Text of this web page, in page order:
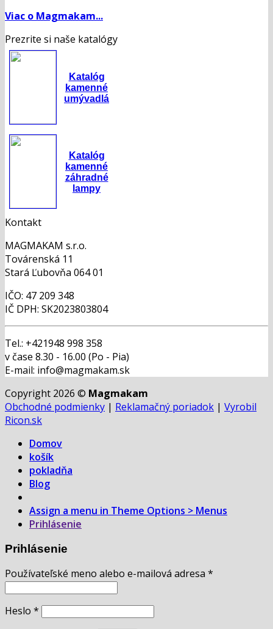
Viac o Magmakam...
Prezrite si naše katalógy
Katalóg
kamenné
umývadlá
Katalóg
kamenné
záhradné
lampy
Kontakt
MAGMAKAM s.r.o.
Továrenská 11
Stará Ľubovňa 064 01
IČO: 47 209 348
IČ DPH: SK2023803804
Tel.: +421948 998 358
v čase 8.30 - 16.00 (Po - Pia)
E-mail: info@magmakam.sk
Copyright 2026 © Magmakam
Obchodné podmienky | Reklamačný poriadok | Vyrobil
Ricon.sk
Domov
košík
pokladňa
Blog
Assign a menu in Theme Options > Menus
Prihlásenie
Prihlásenie
Používateľské meno alebo e-mailová adresa *
Heslo *